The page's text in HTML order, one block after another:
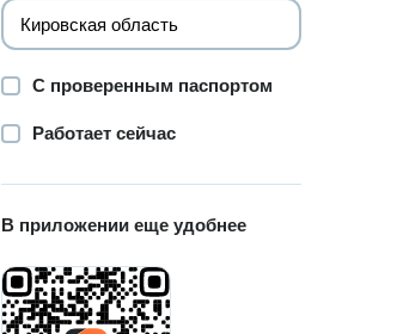
С проверенным паспортом
Работает сейчас
В приложении еще удобнее